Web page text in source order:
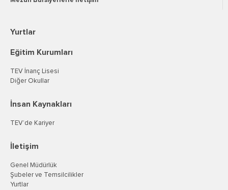
Yurtlar
Eğitim Kurumları
TEV İnanç Lisesi
Diğer Okullar
İnsan Kaynakları
TEV’de Kariyer
İletişim
Genel Müdürlük
Şubeler ve Temsilcilikler
Yurtlar